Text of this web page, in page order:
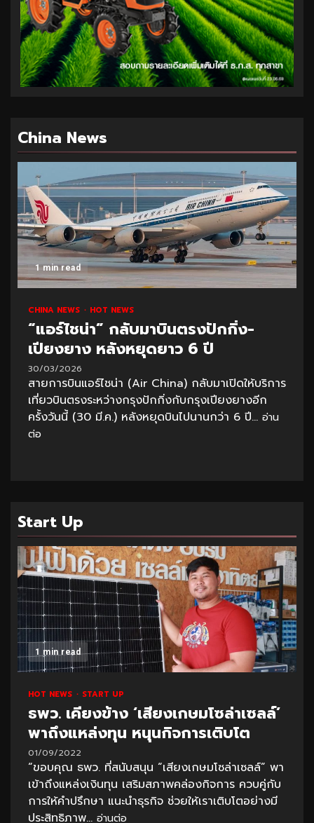
China News
1 min read
CHINA NEWS HOT NEWS
“แอร์ไชน่า” กลับมาบินตรงปักกิ่ง-
เปียงยาง หลังหยุดยาว 6 ปี
30/03/2026
สายการบินแอร์ไชน่า (Air China) กลับมาเปิดให้บริการ
เที่ยวบินตรงระหว่างกรุงปักกิ่งกับกรุงเปียงยางอีก
ครั้งวันนี้ (30 มี.ค.) หลังหยุดบินไปนานกว่า 6 ปี... อ่าน
ต่อ
Start Up
1 min read
HOT NEWS START UP
ธพว. เคียงข้าง ‘เสียงเกษมโซล่าเซลล์’
พาถึงแหล่งทุน หนุนกิจการเติบโต
01/09/2022
“ขอบคุณ ธพว. ที่สนับสนุน “เสียงเกษมโซล่าเซลล์” พา
เข้าถึงแหล่งเงินทุน เสริมสภาพคล่องกิจการ ควบคู่กับ
การให้คำปรึกษา แนะนำธุรกิจ ช่วยให้เราเติบโตอย่างมี
ประสิทธิภาพ... อ่านต่อ